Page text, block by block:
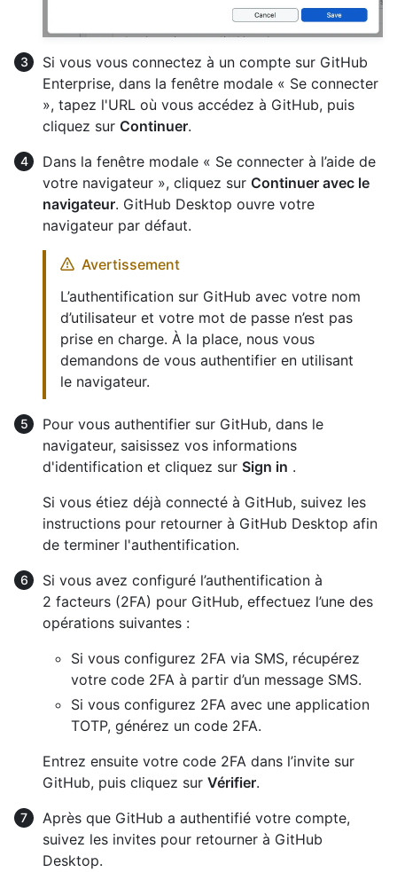
Si vous vous connectez à un compte sur GitHub
Enterprise, dans la fenêtre modale « Se connecter
», tapez l'URL où vous accédez à GitHub, puis
cliquez sur Continuer.
Dans la fenêtre modale « Se connecter à l’aide de
votre navigateur », cliquez sur Continuer avec le
navigateur. GitHub Desktop ouvre votre
navigateur par défaut.
Avertissement
L’authentification sur GitHub avec votre nom
d’utilisateur et votre mot de passe n’est pas
prise en charge. À la place, nous vous
demandons de vous authentifier en utilisant
le navigateur.
Pour vous authentifier sur GitHub, dans le
navigateur, saisissez vos informations
d'identification et cliquez sur Sign in .
Si vous étiez déjà connecté à GitHub, suivez les
instructions pour retourner à GitHub Desktop afin
de terminer l'authentification.
Si vous avez configuré l’authentification à
2 facteurs (2FA) pour GitHub, effectuez l’une des
opérations suivantes :
Si vous configurez 2FA via SMS, récupérez
votre code 2FA à partir d’un message SMS.
Si vous configurez 2FA avec une application
TOTP, générez un code 2FA.
Entrez ensuite votre code 2FA dans l’invite sur
GitHub, puis cliquez sur Vérifier.
Après que GitHub a authentifié votre compte,
suivez les invites pour retourner à GitHub
Desktop.